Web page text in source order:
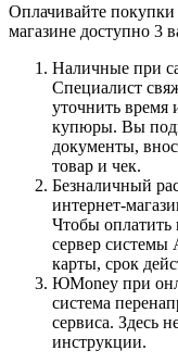
Оплачивайте
магазине доступно 3
Наличные при
Специалист
уточнить время
купюры. Вы
документы,
товар и чек.
Безналичный
интернет-
Чтобы оплатить
сервер системы
карты, срок
ЮMoney при
система
сервиса. Здесь
инструкции.